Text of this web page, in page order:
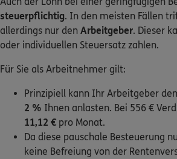
steuerpflichtig. In den meisten Fällen
allerdings nur den Arbeitgeber. Dieser
oder individuellen Steuersatz zahlen.
Für Sie als Arbeitnehmer gilt:
Prinzipiell kann Ihr Arbeitgeber
2 % Ihnen anlasten. Bei 556 €
11,12 € pro Monat.
Da diese pauschale Besteuerung
keine Befreiung von der